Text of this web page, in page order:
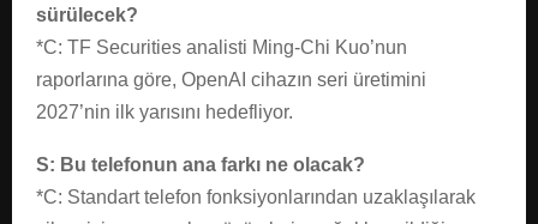
sürülecek?
*C: TF Securities analisti Ming-Chi Kuo’nun
raporlarına göre, OpenAI cihazın seri üretimini
2027’nin ilk yarısını hedefliyor.
S: Bu telefonun ana farkı ne olacak?
*C: Standart telefon fonksiyonlarından uzaklaşılarak